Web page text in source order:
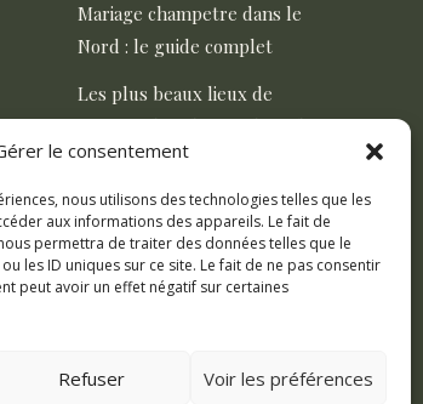
le consentement
nous utilisons des technologies telles que les
aux informations des appareils. Le fait de
permettra de traiter des données telles que le
les ID uniques sur ce site. Le fait de ne pas consentir
peut avoir un effet négatif sur certaines
Refuser Voir les préférences
Mariage champetre dans le
Nord : le guide complet
Les plus beaux lieux de
mariage dans le Pas-de-Calais
de mariage en 2026 ?